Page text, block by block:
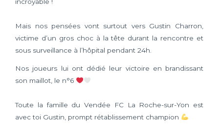
Mais nos pensées vont surtout vers Gustin Charron,
victime d’un gros choc à la tête durant la rencontre et
sous surveillance à l’hôpital pendant 24h.
Nos joueurs lui ont dédié leur victoire en brandissant
son maillot, le n°6
Toute la famille du Vendée FC La Roche-sur-Yon est
avec toi Gustin, prompt rétablissement champion